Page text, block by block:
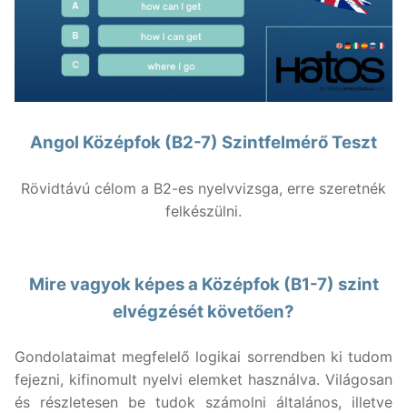
Angol Középfok (B2-7) Szintfelmérő Teszt
Rövidtávú célom a B2-es nyelvvizsga, erre szeretnék
felkészülni.
Mire vagyok képes a Középfok (B1-7) szint
elvégzését követően?
Gondolataimat megfelelő logikai sorrendben ki tudom
fejezni, kifinomult nyelvi elemket használva. Világosan
és részletesen be tudok számolni általános, illetve